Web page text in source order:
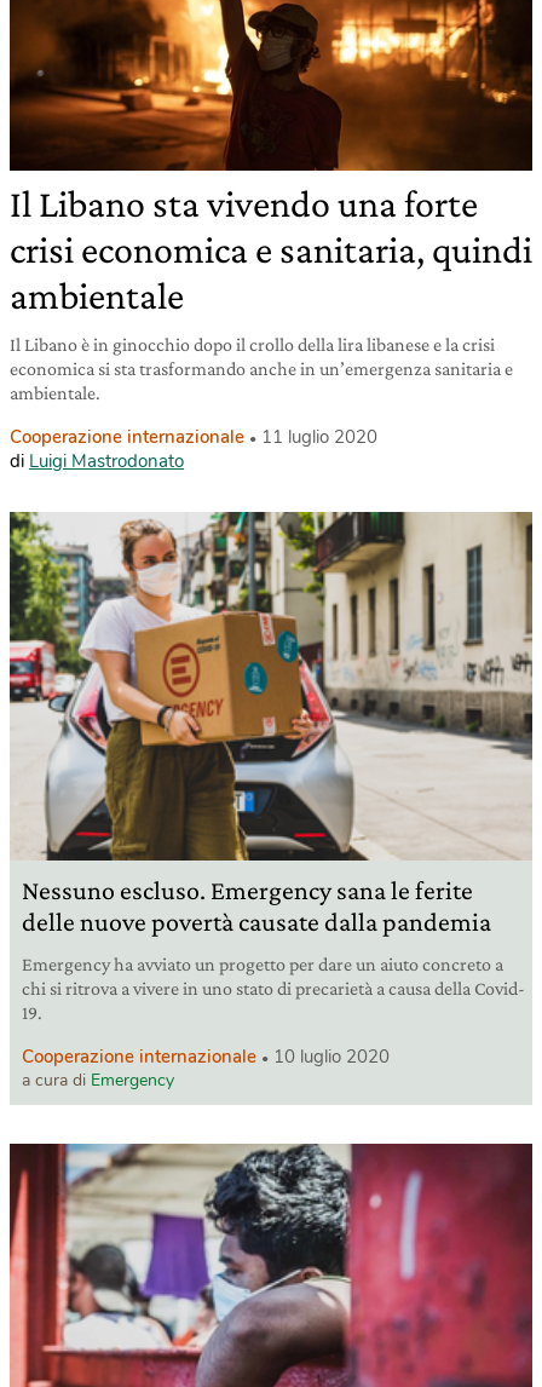
Il Libano sta vivendo una forte
crisi economica e sanitaria, quindi
ambientale
Il Libano è in ginocchio dopo il crollo della lira libanese e la crisi
economica si sta trasformando anche in un’emergenza sanitaria e
ambientale.
Cooperazione internazionale
11 luglio 2020
di Luigi Mastrodonato
Nessuno escluso. Emergency sana le ferite
delle nuove povertà causate dalla pandemia
Emergency ha avviato un progetto per dare un aiuto concreto a
chi si ritrova a vivere in uno stato di precarietà a causa della Covid-
19.
Cooperazione internazionale 10 luglio 2020
a cura di Emergency